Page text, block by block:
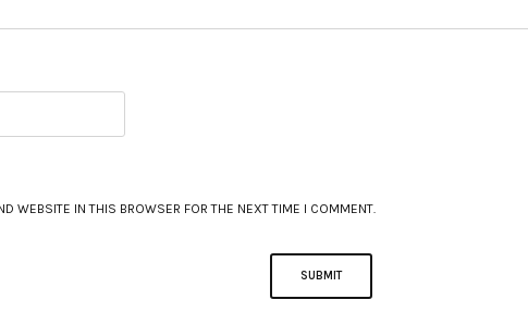
WEBSITE IN THIS BROWSER FOR THE NEXT TIME I COMMENT.